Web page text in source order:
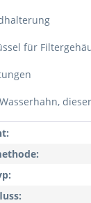
für